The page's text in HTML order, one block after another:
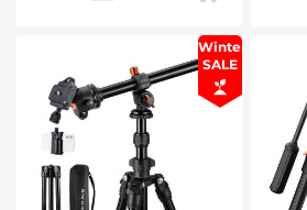
Winter
SALE